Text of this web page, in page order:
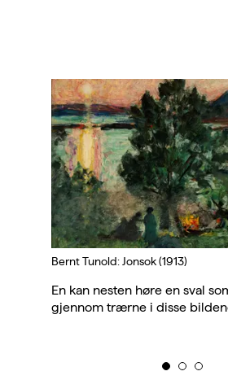
Bernt Tunold: Jonsok (1913)
En kan nesten høre en sval
gjennom trærne i disse